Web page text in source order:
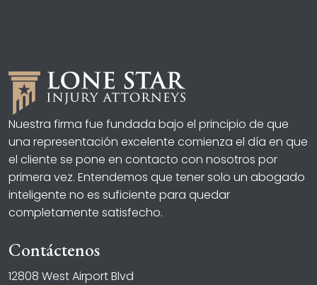
Nuestra firma fue fundada bajo el principio de que
una representación excelente comienza el día en que
el cliente se pone en contacto con nosotros por
primera vez. Entendemos que tener solo un abogado
inteligente no es suficiente para quedar
completamente satisfecho.
Contáctenos
12808 West Airport Blvd